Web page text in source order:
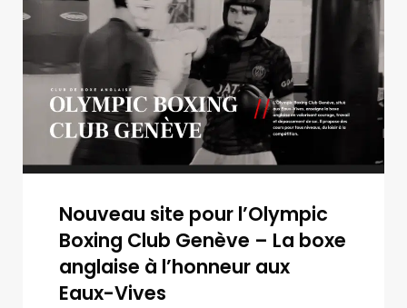
Nouveau site pour l’Olympic
Boxing Club Genève – La boxe
anglaise à l’honneur aux
Eaux-Vives